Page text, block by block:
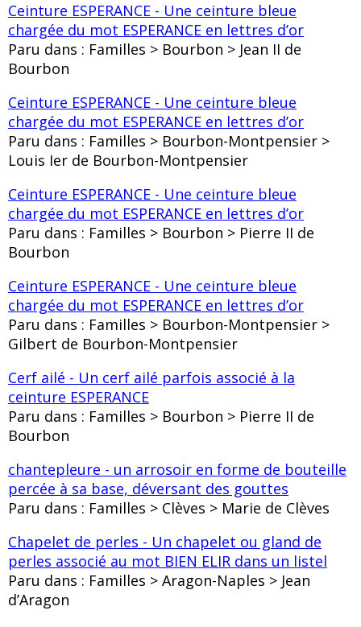
Ceinture ESPERANCE - Une ceinture bleue
chargée du mot ESPERANCE en lettres d’or
Paru dans : Familles > Bourbon > Jean II de
Bourbon
Ceinture ESPERANCE - Une ceinture bleue
chargée du mot ESPERANCE en lettres d’or
Paru dans : Familles > Bourbon-Montpensier >
Louis Ier de Bourbon-Montpensier
Ceinture ESPERANCE - Une ceinture bleue
chargée du mot ESPERANCE en lettres d’or
Paru dans : Familles > Bourbon > Pierre II de
Bourbon
Ceinture ESPERANCE - Une ceinture bleue
chargée du mot ESPERANCE en lettres d’or
Paru dans : Familles > Bourbon-Montpensier >
Gilbert de Bourbon-Montpensier
Cerf ailé - Un cerf ailé parfois associé à la
ceinture ESPERANCE
Paru dans : Familles > Bourbon > Pierre II de
Bourbon
chantepleure - un arrosoir en forme de bouteille
percée à sa base, déversant des gouttes
Paru dans : Familles > Clèves > Marie de Clèves
Chapelet de perles - Un chapelet ou gland de
perles associé au mot BIEN ELIR dans un listel
Paru dans : Familles > Aragon-Naples > Jean
d’Aragon